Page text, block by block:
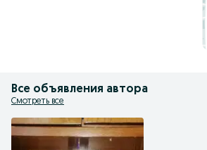
Все объявления автора
Смотреть все